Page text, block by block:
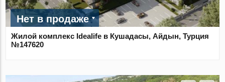
Нет в продаже
Жилой комплекс Idealife в Кушадасы, Айдын, Турция
№147620